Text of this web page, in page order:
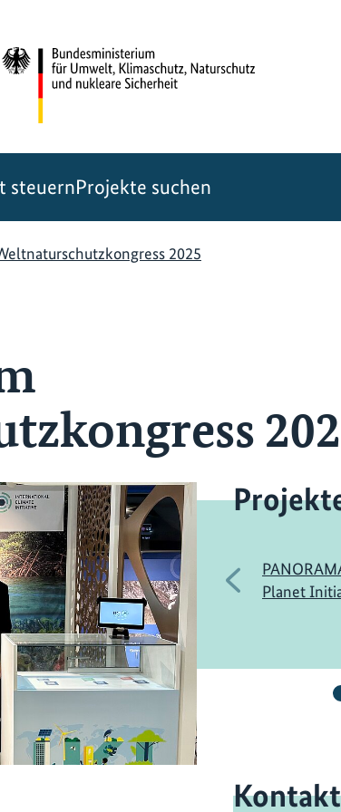
steuernProjekte suchen
2025
Vorherige
Planet
Kontakt